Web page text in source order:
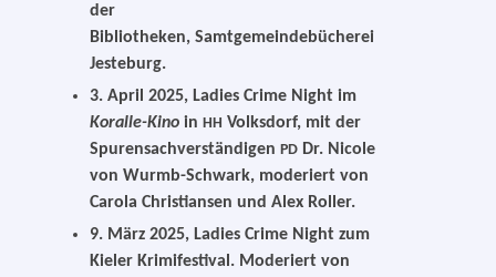
der
Bibliotheken, Samtgemeindebücherei
Jesteburg.
3. April 2025, Ladies Crime Night im
Koralle-Kino inHH Volksdorf, mit der
SpurensachverständigenPD Dr. Nicole
von Wurmb-Schwark, mode­riert von
Carola Christiansen und Alex Roller.
9. März 2025, Ladies Crime Night zum
Kieler Krimifestival. Moderiert von